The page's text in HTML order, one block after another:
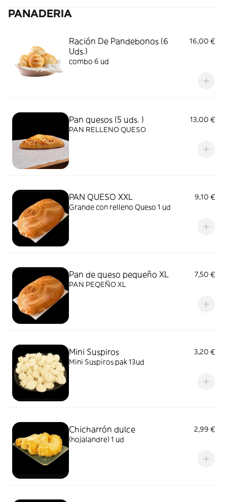
PANADERIA
Ración De Pandebonos (6
Uds.)
16,00 €
combo 6 ud
Pan quesos (5 uds. )
13,00 €
PAN RELLENO QUESO
PAN QUESO XXL
9,10 €
Grande con relleno Queso 1 ud
Pan de queso pequeño XL
7,50 €
PAN PEQEÑO XL
Mini Suspiros
3,20 €
Mini Suspiros pak 13ud
Chicharrón dulce
2,99 €
(hojalandre) 1 ud